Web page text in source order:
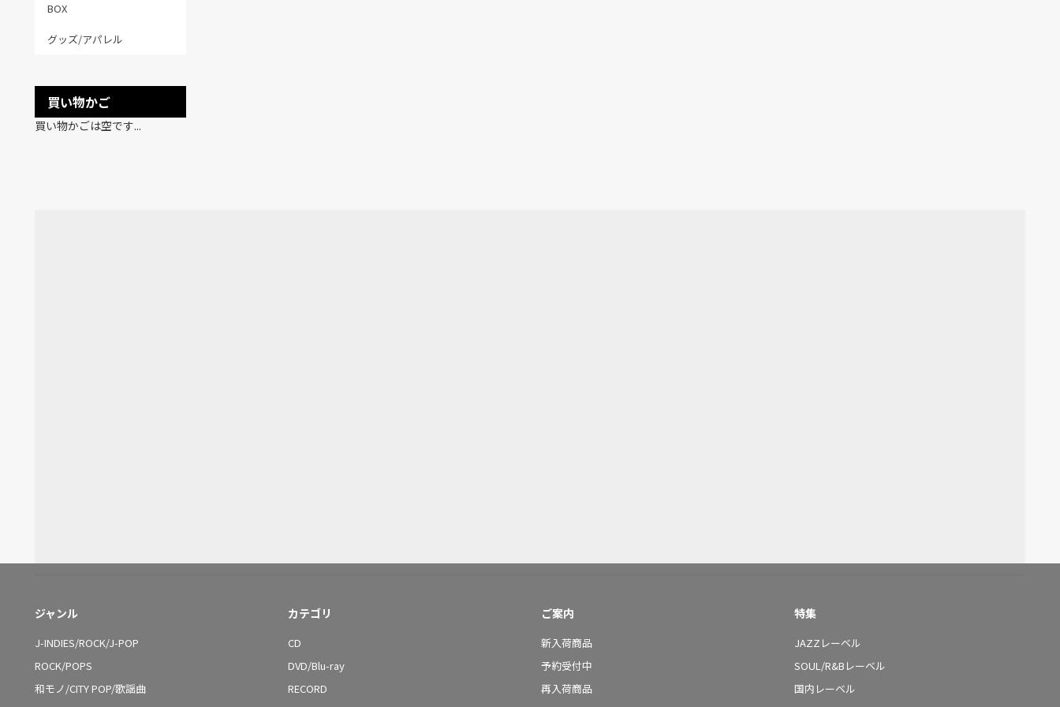
BOX
グッズ/アパレル
買い物かご
買い物かごは空です...
ジャンル
J-INDIES/ROCK/J-POP
ROCK/POPS
和モノ/CITY POP/歌謡曲
カテゴリ
CD
DVD/Blu-ray
RECORD
ご案内
新入荷商品
予約受付中
再入荷商品
特集
JAZZレーベル
SOUL/R&Bレーベル
国内レーベル